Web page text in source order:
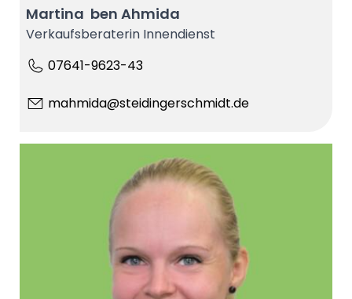
Martina ben Ahmida
Verkaufsberaterin Innendienst
07641-9623-43
mahmida@steidingerschmidt.de